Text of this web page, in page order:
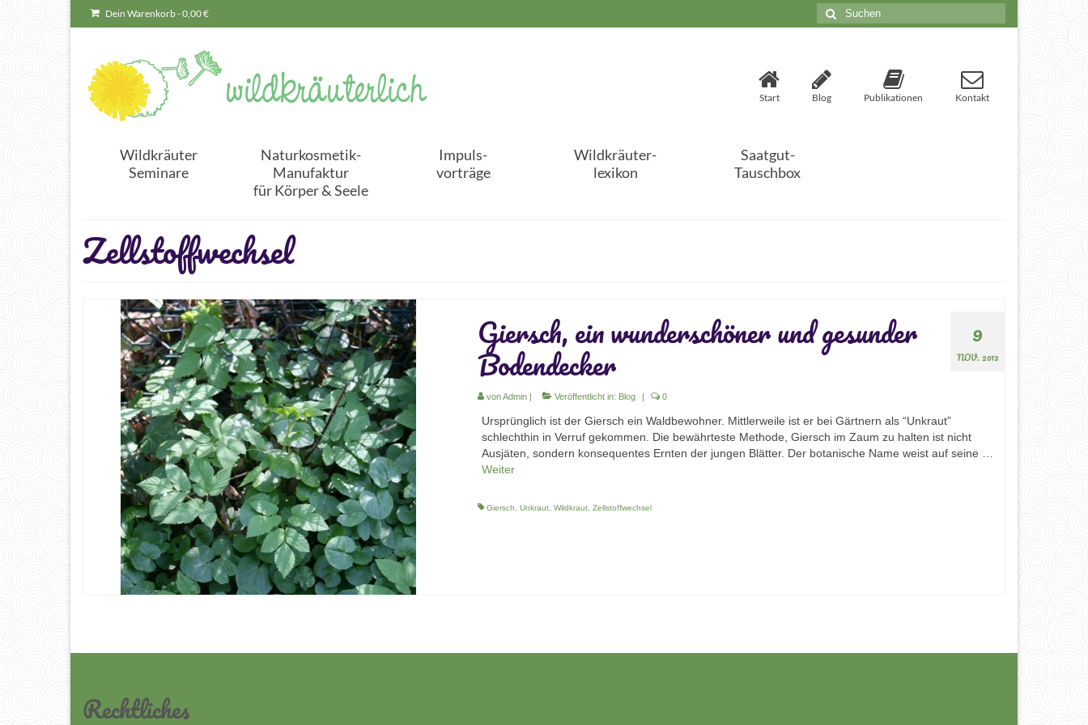
Dein Warenkorb-0,00€
Start Blog Publikationen Kontakt
Wildkräuter
Seminare
Naturkosmetik-
Manufaktur
für Körper & Seele
Impuls-
vorträge
Wildkräuter-
lexikon
Saatgut-
Tauschbox
Zellstoffwechsel
9
NOV. 2013
Giersch, ein wunderschöner und gesunder
Bodendecker
vonAdmin| Veröffentlicht in: Blog | 0
Ursprünglich ist der Giersch ein Waldbewohner. Mittlerweile ist er bei Gärtnern als “Unkraut”
schlechthin in Verruf gekommen. Die bewährteste Methode, Giersch im Zaum zu halten ist nicht
Ausjäten, sondern konsequentes Ernten der jungen Blätter. Der botanische Name weist auf seine …
Weiter
Giersch Unkraut, Wildkraut, Zellstoffwechsel
Rechtliches